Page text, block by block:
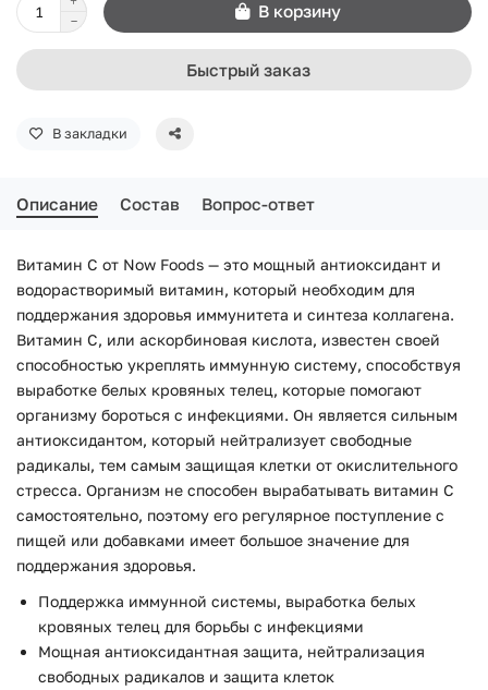
В корзину
Быстрый заказ
В закладки
Описание Состав Вопрос-ответ
Витамин C от Now Foods — это мощный антиоксидант и
водорастворимый витамин, который необходим для
поддержания здоровья иммунитета и синтеза коллагена.
Витамин C, или аскорбиновая кислота, известен своей
способностью укреплять иммунную систему, способствуя
выработке белых кровяных телец, которые помогают
организму бороться с инфекциями. Он является сильным
антиоксидантом, который нейтрализует свободные
радикалы, тем самым защищая клетки от окислительного
стресса. Организм не способен вырабатывать витамин C
самостоятельно, поэтому его регулярное поступление с
пищей или добавками имеет большое значение для
поддержания здоровья.
Поддержка иммунной системы, выработка белых
кровяных телец для борьбы с инфекциями
Мощная антиоксидантная защита, нейтрализация
свободных радикалов и защита клеток